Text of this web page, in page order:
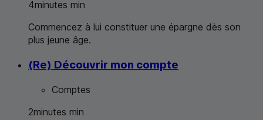
4minutes min
Commencez à lui constituer une épargne dès son
plus jeune âge.
(Re) Découvrir mon compte
Comptes
2minutes min